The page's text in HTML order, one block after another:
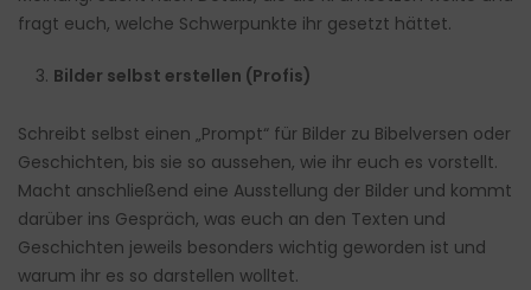
fragt euch, welche Schwerpunkte ihr gesetzt hättet.
Bilder selbst erstellen (Profis)
Schreibt selbst einen „Prompt“ für Bilder zu Bibelversen oder
Geschichten, bis sie so aussehen, wie ihr euch es vorstellt.
Macht anschließend eine Ausstellung der Bilder und kommt
darüber ins Gespräch, was euch an den Texten und
Geschichten jeweils besonders wichtig geworden ist und
warum ihr es so darstellen wolltet.